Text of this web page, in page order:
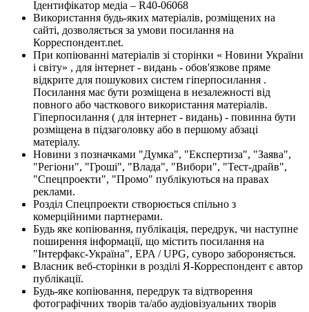
Ідентифікатор медіа – R40-06068
Використання будь-яких матеріалів, розміщених на
сайті, дозволяється за умови посилання на
Корреспондент.net.
При копіюванні матеріалів зі сторінки « Новини України
і світу» , для інтернет - видань - обов'язкове пряме
відкрите для пошукових систем гіперпосилання .
Посилання має бути розміщена в незалежності від
повного або часткового використання матеріалів.
Гіперпосилання ( для інтернет - видань) - повинна бути
розміщена в підзаголовку або в першому абзаці
матеріалу.
Новини з позначками "Думка", "Експертиза", "Заява",
"Регіони", "Гроші", "Влада", "Вибори", "Тест-драйв",
"Спецпроекти", "Промо" публікуються на правах
реклами.
Розділ Спецпроекти створюється спільно з
комерційними партнерами.
Будь яке копіювання, публікація, передрук, чи наступне
поширення інформації, що містить посилання на
"Інтерфакс-Україна", EPA / UPG, суворо забороняється.
Власник веб-сторінки в розділі Я-Корреспондент є автор
публікації.
Будь-яке копіювання, передрук та відтворення
фотографічних творів та/або аудіовізуальних творів